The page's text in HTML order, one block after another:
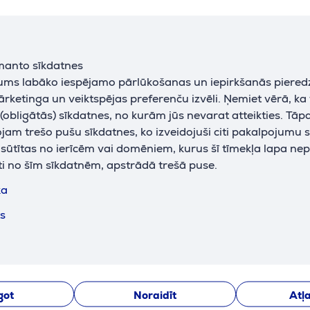
sīkdatnes
labāko iespējamo pārlūkošanas un iepirkšanās
un veiktspējas preferenču izvēli. Ņemiet vērā,
sīkdatnes, no kurām jūs nevarat atteikties.
trešo pušu sīkdatnes, ko izveidojuši citi pakalpojumu
sūtītas no ierīcēm vai domēniem, kurus šī tīmekļa lapa
no šīm sīkdatnēm, apstrādā trešā puse.
Noraidīt
-
peli
920-011322
Cena:
59.99 €
910-006929
Cena:
99.99 €